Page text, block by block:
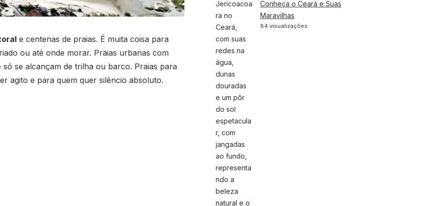
e centenas de praias. É muita coisa para
ou até onde morar. Praias urbanas com
se alcançam de trilha ou barco. Praias para
agito e para quem quer silêncio absoluto.
Conheça o Ceará e Suas
Maravilhas
84 visualizações